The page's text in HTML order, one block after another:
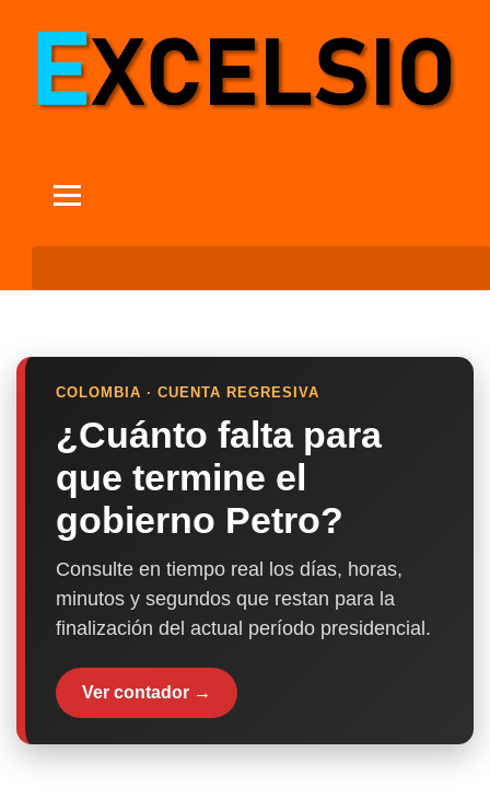
COLOMBIA · CUENTA REGRESIVA
¿Cuánto falta para
que termine el
gobierno Petro?
Consulte en tiempo real los días, horas,
minutos y segundos que restan para la
finalización del actual período presidencial.
Ver contador →